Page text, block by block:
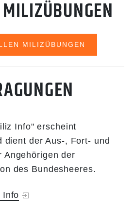
MILIZÜBUNGEN
Info" erscheint
dient der Aus-, Fort- und
Angehörigen der
des Bundesheeres.
Info